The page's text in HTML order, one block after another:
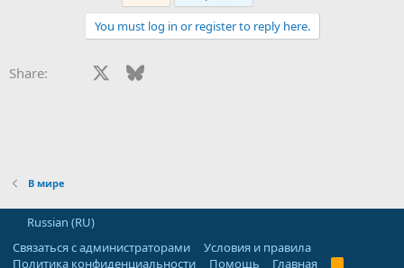
You must log in or register to reply here.
Share: Facebook Bluesky
В мире
Russian (RU)
Связаться с администраторами
Условия и правила
Политика конфиденциальности
Помощь Главная R